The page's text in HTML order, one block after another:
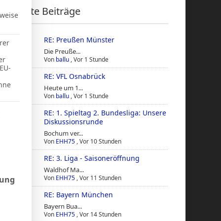
Letzte Beiträge
RE: Preußen Münster
Die Preuße...
Von ballu,Vor 1 Stunde
RE: VFL Osnabrück
Heute um 1...
Von ballu,Vor 1 Stunde
RE: 1. Spieltag 2. Bundesliga: Unsere
Diskussionsrunde
Bochum ver...
Von EHH75,Vor 10 Stunden
RE: 3. Liga - Saisoneröffnung
Waldhof Ma...
Von EHH75,Vor 11 Stunden
RE: Bayern München
Bayern Bua...
Von EHH75,Vor 14 Stunden
Consent Framework (TCF), für die eine Einwilligung erteilt